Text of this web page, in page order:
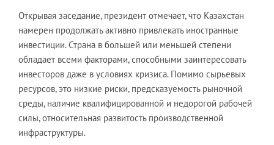
Открывая заседание, президент отмечает, что Казахстан
намерен продолжать активно привлекать иностранные
инвестиции. Страна в большей или меньшей степени
обладает всеми факторами, способными заинтересовать
инвесторов даже в условиях кризиса. Помимо сырьевых
ресурсов, это низкие риски, предсказуемость рыночной
среды, наличие квалифицированной и недорогой рабочей
силы, относительная развитость производственной
инфраструктуры.